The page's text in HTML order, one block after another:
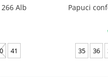
Alb
41
Papuci
35 36